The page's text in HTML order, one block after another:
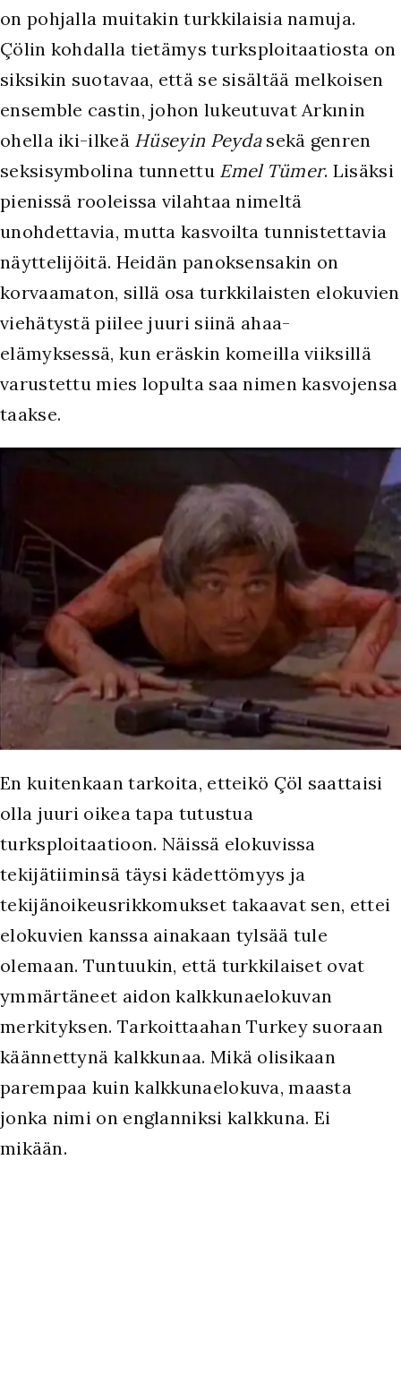
on pohjalla muitakin turkkilaisia namuja.
Çölin kohdalla tietämys turksploitaatiosta on
siksikin suotavaa, että se sisältää melkoisen
ensemble castin, johon lukeutuvat Arkınin
ohella iki-ilkeä Hüseyin Peydasekä genren
seksisymbolina tunnettu Emel Tümer. Lisäksi
pienissä rooleissa vilahtaa nimeltä
unohdettavia, mutta kasvoilta tunnistettavia
näyttelijöitä. Heidän panoksensakin on
korvaamaton, sillä osa turkkilaisten elokuvien
viehätystä piilee juuri siinä ahaa-
elämyksessä, kun eräskin komeilla viiksillä
varustettu mies lopulta saa nimen kasvojensa
taakse.
En kuitenkaan tarkoita, etteikö Çöl saattaisi
olla juuri oikea tapa tutustua
turksploitaatioon. Näissä elokuvissa
tekijätiiminsä täysi kädettömyys ja
tekijänoikeusrikkomukset takaavat sen, ettei
elokuvien kanssa ainakaan tylsää tule
olemaan. Tuntuukin, että turkkilaiset ovat
ymmärtäneet aidon kalkkunaelokuvan
merkityksen. Tarkoittaahan Turkey suoraan
käännettynä kalkkunaa. Mikä olisikaan
parempaa kuin kalkkunaelokuva, maasta
jonka nimi on englanniksi kalkkuna. Ei
mikään.